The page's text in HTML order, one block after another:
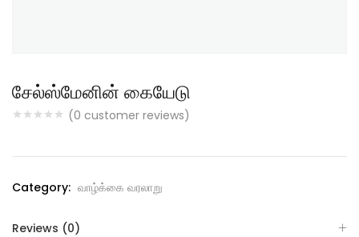
சேல்ஸ்மேனின் கையேடு
(0 customer reviews)
Category: வாழ்க்கை வரலாறு
Reviews (0)